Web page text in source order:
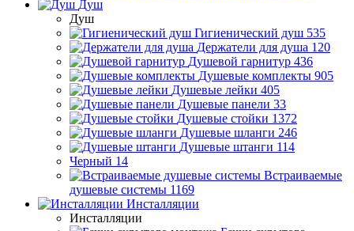
Душ
Душ
Гигиенический душ 535
Держатели для душа 120
Душевой гарнитур 436
Душевые комплекты 905
Душевые лейки 405
Душевые панели 33
Душевые стойки 1372
Душевые шланги 246
Душевые штанги 114
Черный 14
Встраиваемые
душевые системы 1169
Инсталляции
Инсталляции